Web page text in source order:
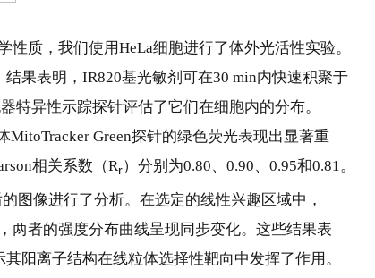
质，我们使用HeLa细胞进行了体外光活性实验。
果表明，IR820基光敏剂可在30 min内快速积聚于
特异性示踪探针评估了它们在细胞内的分布。
Green探针的绿色荧光表现出显著重
相关系数（Rr）分别为0.80、0.90、0.95和0.81。
图像进行了分析。在选定的线性兴趣区域中，
两者的强度分布曲线呈现同步变化。这些结果表
阳离子结构在线粒体选择性靶向中发挥了作用。